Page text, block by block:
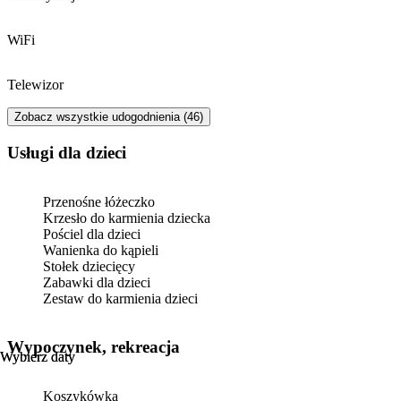
Wybierz daty
Wybierz daty
WiFi
Telewizor
Zobacz wszystkie udogodnienia (46)
usługi dla dzieci
Przenośne łóżeczko
Krzesło do karmienia dziecka
Pościel dla dzieci
Wanienka do kąpieli
Stołek dziecięcy
Zabawki dla dzieci
Zestaw do karmienia dzieci
Wypoczynek, rekreacja
Koszykówka